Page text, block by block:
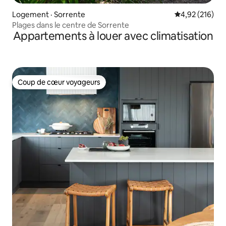
Logement · Sorrente Note
4,92 (216)
Plages dans le centre de Sorrente
Appartements à louer avec climatisation
Coup de cœur voyageurs
Coup de cœur voyageurs